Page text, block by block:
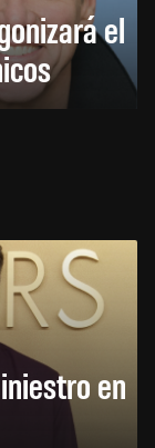
el
en